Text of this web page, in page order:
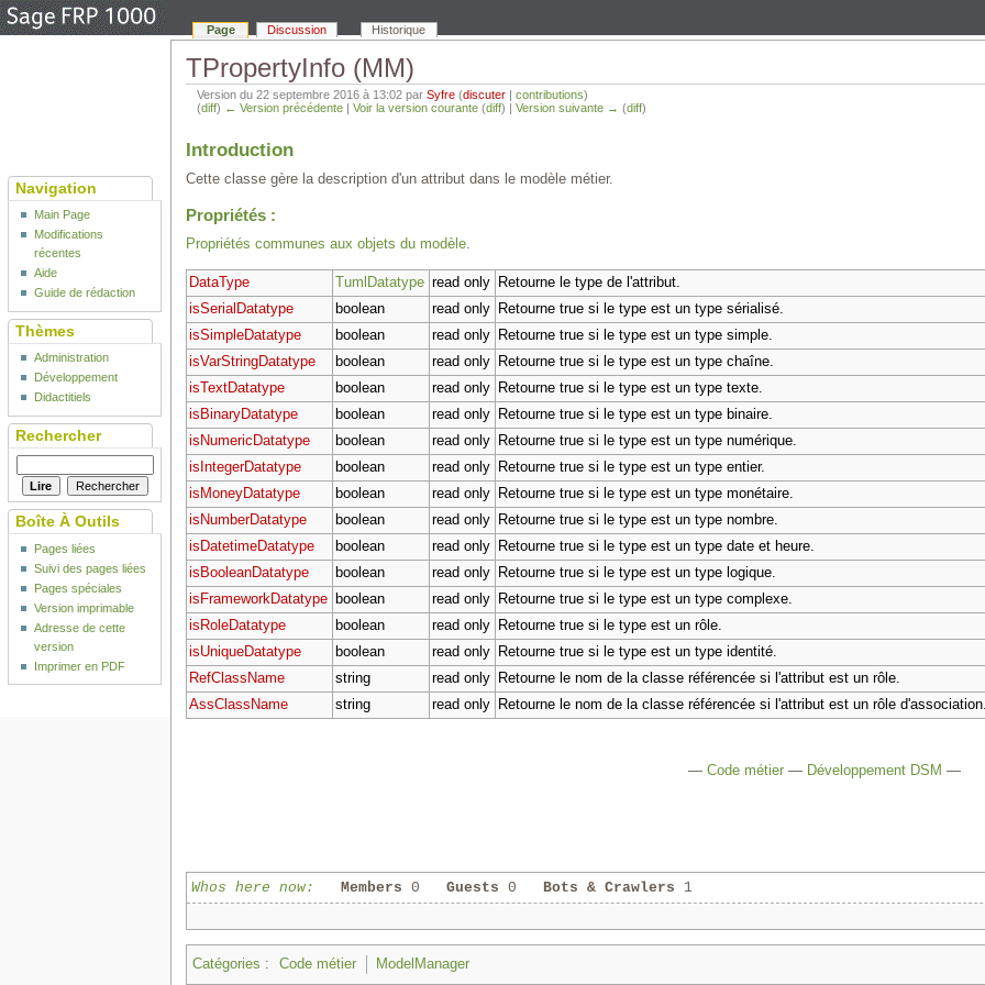
TPropertyInfo (MM)
Version du 22 septembre 2016 à 13:02 parSyfre (discuter |contributions)
(diff) ← Version précédente |Voir la version courante (diff) |Version suivante → (diff)
Introduction
Cette classe gère la description d'un attribut dans le modèle métier.
Propriétés :
Propriétés communes aux objets du modèle.
DataType TumlDatatype read only
Retourne le type de l'attribut.
isSerialDatatype
boolean read only
Retourne true si le type est un type sérialisé.
isSimpleDatatype
boolean read only
Retourne true si le type est un type simple.
isVarStringDatatype
boolean read only
Retourne true si le type est un type chaîne.
isTextDatatype
boolean read only
Retourne true si le type est un type texte.
isBinaryDatatype
boolean read only
Retourne true si le type est un type binaire.
isNumericDatatype
boolean read only
Retourne true si le type est un type numérique.
isIntegerDatatype
boolean read only
Retourne true si le type est un type entier.
isMoneyDatatype
boolean read only
Retourne true si le type est un type monétaire.
isNumberDatatype
boolean read only
Retourne true si le type est un type nombre.
isDatetimeDatatype
boolean read only
Retourne true si le type est un type date et heure.
isBooleanDatatype
boolean read only
Retourne true si le type est un type logique.
isFrameworkDatatype
boolean read only
Retourne true si le type est un type complexe.
isRoleDatatype
boolean read only
Retourne true si le type est un rôle.
isUniqueDatatype
boolean read only
Retourne true si le type est un type identité.
RefClassName
string read only
Retourne le nom de la classe référencée si l'attribut est un rôle.
AssClassName
string read only Retourne le nom de la classe référencée si l'attribut est un rôle
— Code métier— Développement DSM —
Whos here now: Members 0 Guests 0 Bots & Crawlers 1
Catégories : Code métier ModelManager
Page Discussion Historique
Navigation
Main Page
Modifications
récentes
Aide
Guide de rédaction
Thèmes
Administration
Développement
Didactitiels
Rechercher
Boîte À Outils
Pages liées
Suivi des pages liées
Pages spéciales
Version imprimable
Adresse de cette
version
Imprimer en PDF